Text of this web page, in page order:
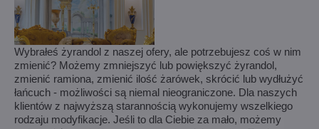
Wybrałeś żyrandol z naszej ofery, ale potrzebujesz coś w nim
zmienić? Możemy zmniejszyć lub powiększyć żyrandol,
zmienić ramiona, zmienić ilość żarówek, skrócić lub wydłużyć
łańcuch - możliwości są niemal nieograniczone. Dla naszych
klientów z najwyższą starannością wykonujemy wszelkiego
rodzaju modyfikacje. Jeśli to dla Ciebie za mało, możemy